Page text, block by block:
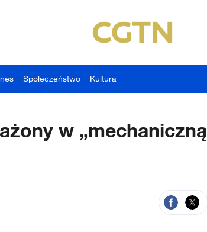
Społeczeństwo Kultura
w „mechaniczną